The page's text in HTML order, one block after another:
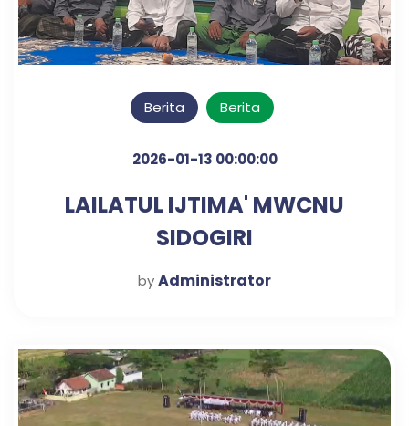
Berita Berita
2026-01-13 00:00:00
LAILATUL IJTIMA' MWCNU
SIDOGIRI
byAdministrator